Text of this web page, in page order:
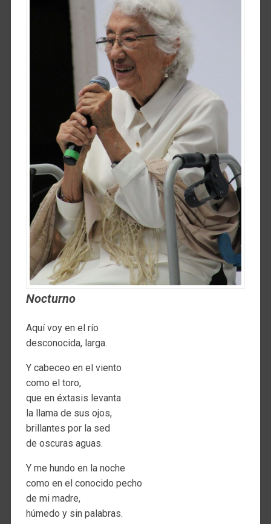
Nocturno
Aquí voy en el río
desconocida, larga.
Y cabeceo en el viento
como el toro,
que en éxtasis levanta
la llama de sus ojos,
brillantes por la sed
de oscuras aguas.
Y me hundo en la noche
como en el conocido pecho
de mi madre,
húmedo y sin palabras.